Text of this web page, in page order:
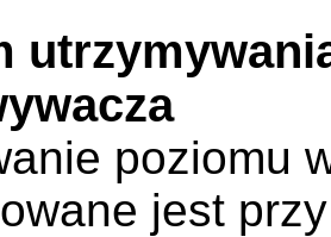
poziomu
jest